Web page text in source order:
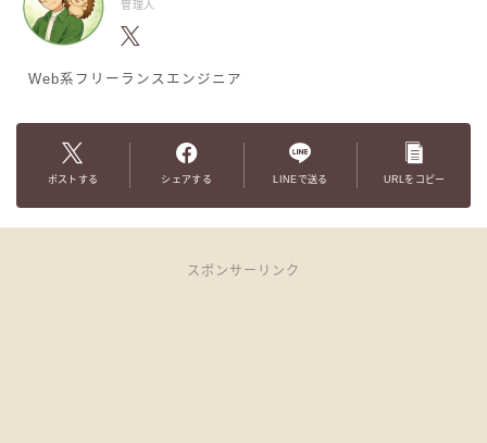
管理人
Web系フリーランスエンジニア
ポストする シェアする LINEで送る URLをコピー
スポンサーリンク